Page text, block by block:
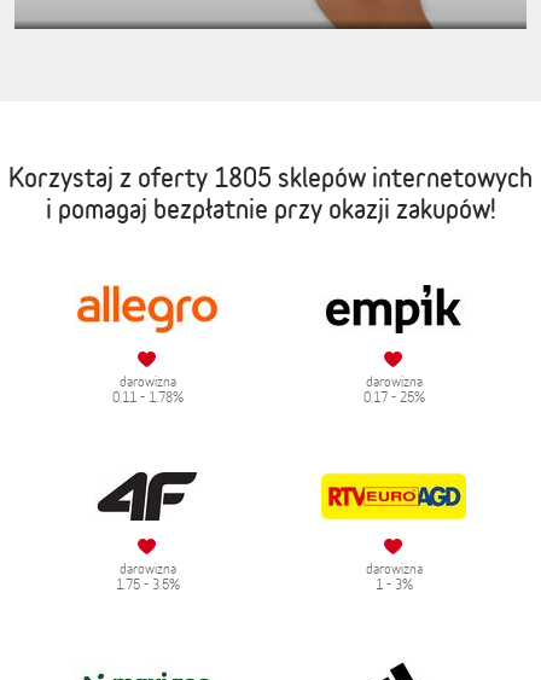
Korzystaj z oferty 1805 sklepów internetowych
i pomagaj bezpłatnie przy okazji zakupów!
darowizna
0.11 - 1.78%
darowizna
0.17 - 25%
darowizna
1.75 - 3.5%
darowizna
1 - 3%